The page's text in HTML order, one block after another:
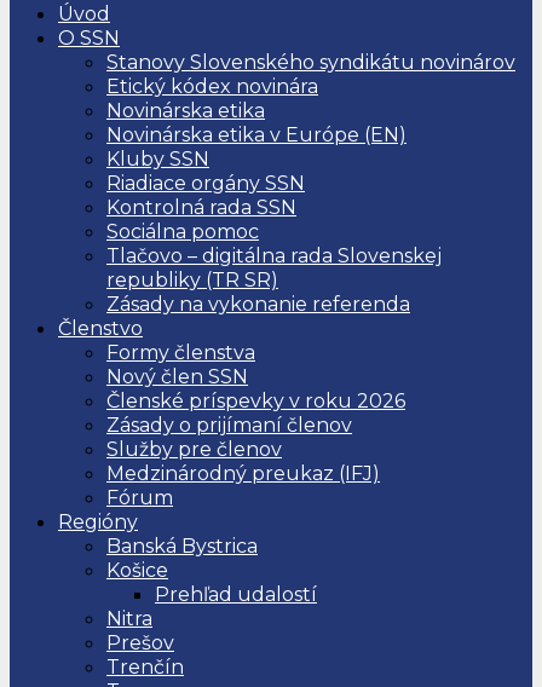
Úvod
O SSN
Stanovy Slovenského syndikátu novinárov
Etický kódex novinára
Novinárska etika
Novinárska etika v Európe (EN)
Kluby SSN
Riadiace orgány SSN
Kontrolná rada SSN
Sociálna pomoc
Tlačovo – digitálna rada Slovenskej
republiky (TR SR)
Zásady na vykonanie referenda
Členstvo
Formy členstva
Nový člen SSN
Členské príspevky v roku 2026
Zásady o prijímaní členov
Služby pre členov
Medzinárodný preukaz (IFJ)
Fórum
Regióny
Banská Bystrica
Košice
Prehľad udalostí
Nitra
Prešov
Trenčín